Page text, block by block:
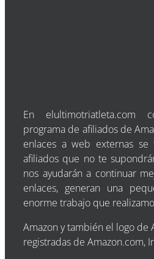
En elultimotriatleta.com
programa de afiliados de
enlaces a web externas
afiliados que no te
nos ayudarán a continuar
enlaces, generan una
enorme trabajo que
Amazon y también el logo de
registradas de Amazon.com,